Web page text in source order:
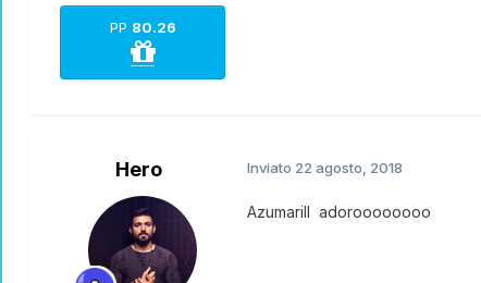
PP 80.26
Hero Inviato 22 agosto, 2018
Azumarill adoroooooooo